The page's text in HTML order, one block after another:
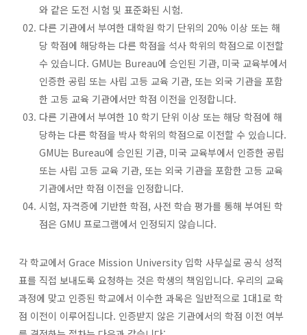
와 같은 도전 시험 및 표준화된 시험.
다른 기관에서 부여한 대학원 학기 단위의 20% 이상 또는 해
당 학점에 해당하는 다른 학점을 석사 학위의 학점으로 이전할
수 있습니다. GMU는 Bureau에 승인된 기관, 미국 교육부에서
인증한 공립 또는 사립 고등 교육 기관, 또는 외국 기관을 포함
한 고등 교육 기관에서만 학점 이전을 인정합니다.
다른 기관에서 부여한 10 학기 단위 이상 또는 해당 학점에 해
당하는 다른 학점을 박사 학위의 학점으로 이전할 수 있습니다.
GMU는 Bureau에 승인된 기관, 미국 교육부에서 인증한 공립
또는 사립 고등 교육 기관, 또는 외국 기관을 포함한 고등 교육
기관에서만 학점 이전을 인정합니다.
시험, 자격증에 기반한 학점, 사전 학습 평가를 통해 부여된 학
점은 GMU 프로그램에서 인정되지 않습니다.
각 학교에서 Grace Mission University 입학 사무실로 공식 성적
표를 직접 보내도록 요청하는 것은 학생의 책임입니다. 우리의 교육
과정에 맞고 인증된 학교에서 이수한 과목은 일반적으로 1대1로 학
점 이전이 이루어집니다. 인증받지 않은 기관에서의 학점 이전 여부